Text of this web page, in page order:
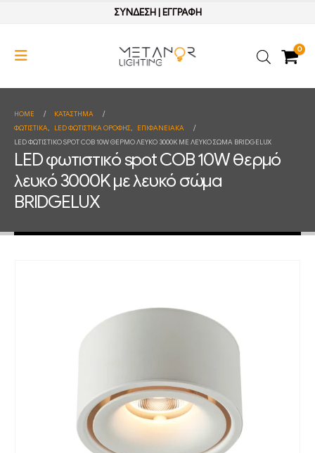
ΣΥΝΔΕΣΗ| ΕΓΓΡΑΦΗ
0
HOME
ΚΑΤΆΣΤΗΜΑ
ΦΩΤΙΣΤΙΚΑ, LED ΦΩΤΙΣΤΙΚΑ ΟΡΟΦΗΣ,
ΕΠΙΦΑΝΕΙΑΚΑ
LED ΦΩΤΙΣΤΙΚΌ SPOT COB 10W ΘΕΡΜΌ ΛΕΥΚΌ 3000K ΜΕ ΛΕΥΚΌ ΣΏΜΑ BRIDGELUX
LED φωτιστικό spot COB 10W θερμό
λευκό 3000K με λευκό σώμα
BRIDGELUX